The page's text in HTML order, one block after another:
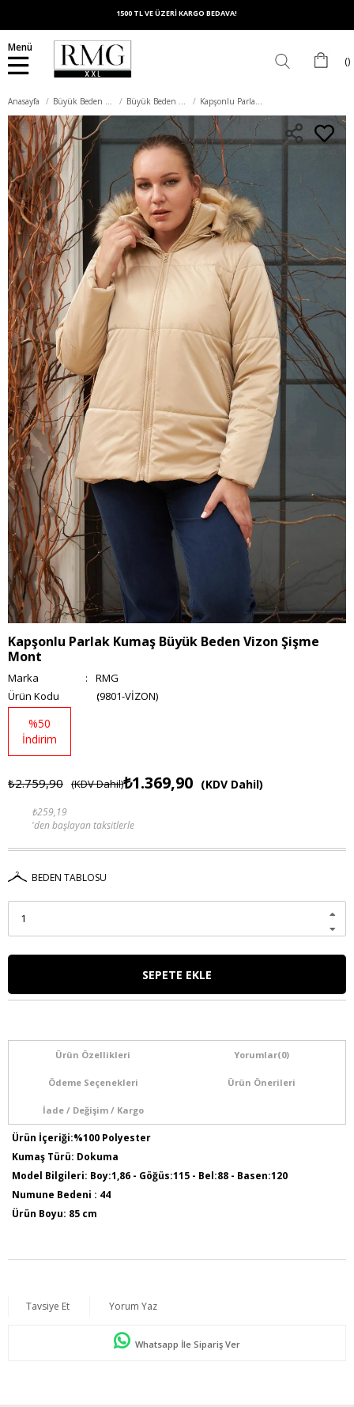
1500 TL VE ÜZERİ KARGO BEDAVA!
Menü
Anasayfa Büyük Beden Dış Giyim Büyük Beden Mont Kapşonlu Parlak Kumaş Büyük Beden Vizon Şişme Mont
Kapşonlu Parlak Kumaş Büyük Beden Vizon Şişme
Mont
Marka :
RMG
(9801-VİZON)
%50
İndirim
₺2.759,90 (KDV Dahil)₺1.369,90 (KDV Dahil)
₺259,19
'den başlayan taksitlerle
BEDEN TABLOSU
Ürün Özellikleri Yorumlar(0)
Ödeme Seçenekleri Ürün Önerileri
İade / Değişim / Kargo
Ürün İçeriği:%100 Polyester
Kumaş Türü: Dokuma
Model Bilgileri: Boy:1,86 - Göğüs:115 - Bel:88 - Basen:120
Numune Bedeni : 44
Ürün Boyu: 85 cm
Tavsiye Et Yorum Yaz
Whatsapp İle Sipariş Ver